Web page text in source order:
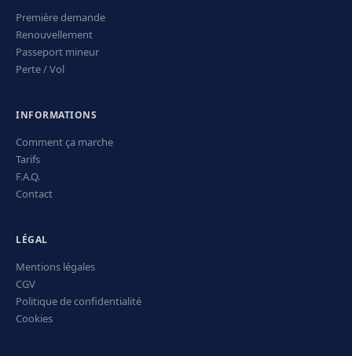
Première demande
Renouvellement
Passeport mineur
Perte / Vol
INFORMATIONS
Comment ça marche
Tarifs
F.A.Q.
Contact
LÉGAL
Mentions légales
CGV
Politique de confidentialité
Cookies